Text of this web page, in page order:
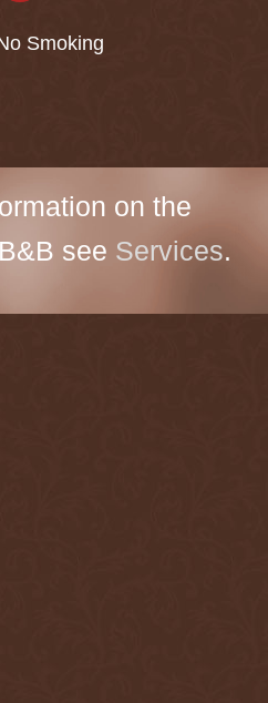
Smoking
on the
see Services.